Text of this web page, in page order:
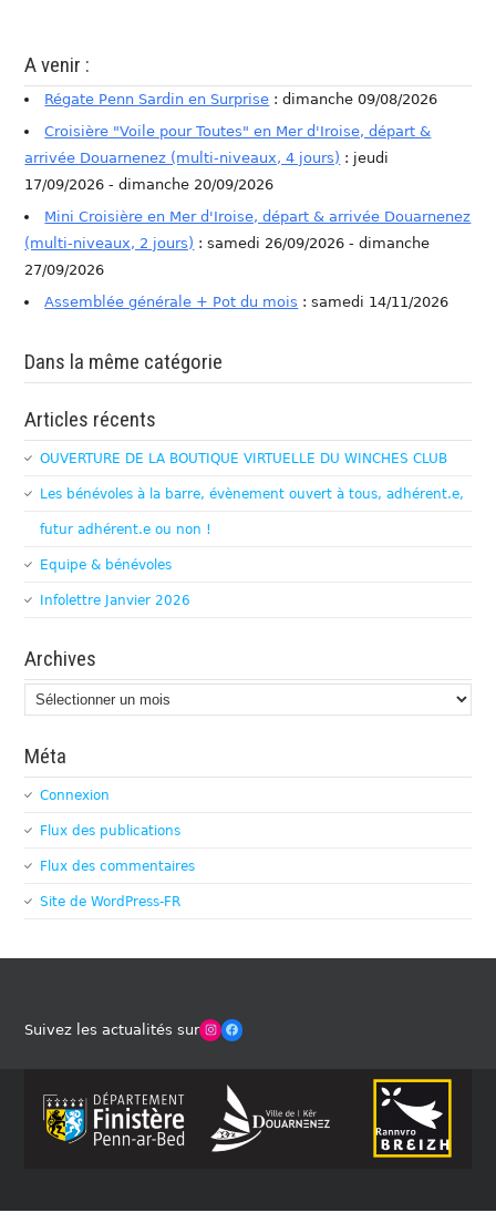
A venir :
Régate Penn Sardin en Surprise : dimanche 09/08/2026
Croisière "Voile pour Toutes" en Mer d'Iroise, départ &
arrivée Douarnenez (multi-niveaux, 4 jours) : jeudi
17/09/2026 - dimanche 20/09/2026
Mini Croisière en Mer d'Iroise, départ & arrivée Douarnenez
(multi-niveaux, 2 jours) : samedi 26/09/2026 - dimanche
27/09/2026
Assemblée générale + Pot du mois : samedi 14/11/2026
Dans la même catégorie
Articles récents
OUVERTURE DE LA BOUTIQUE VIRTUELLE DU WINCHES CLUB
Les bénévoles à la barre, évènement ouvert à tous, adhérent.e,
futur adhérent.e ou non !
Equipe & bénévoles
Infolettre Janvier 2026
Archives
Archives
Méta
Connexion
Flux des publications
Flux des commentaires
Site de WordPress-FR
Suivez les actualités surWinches Club OfficielFacebook